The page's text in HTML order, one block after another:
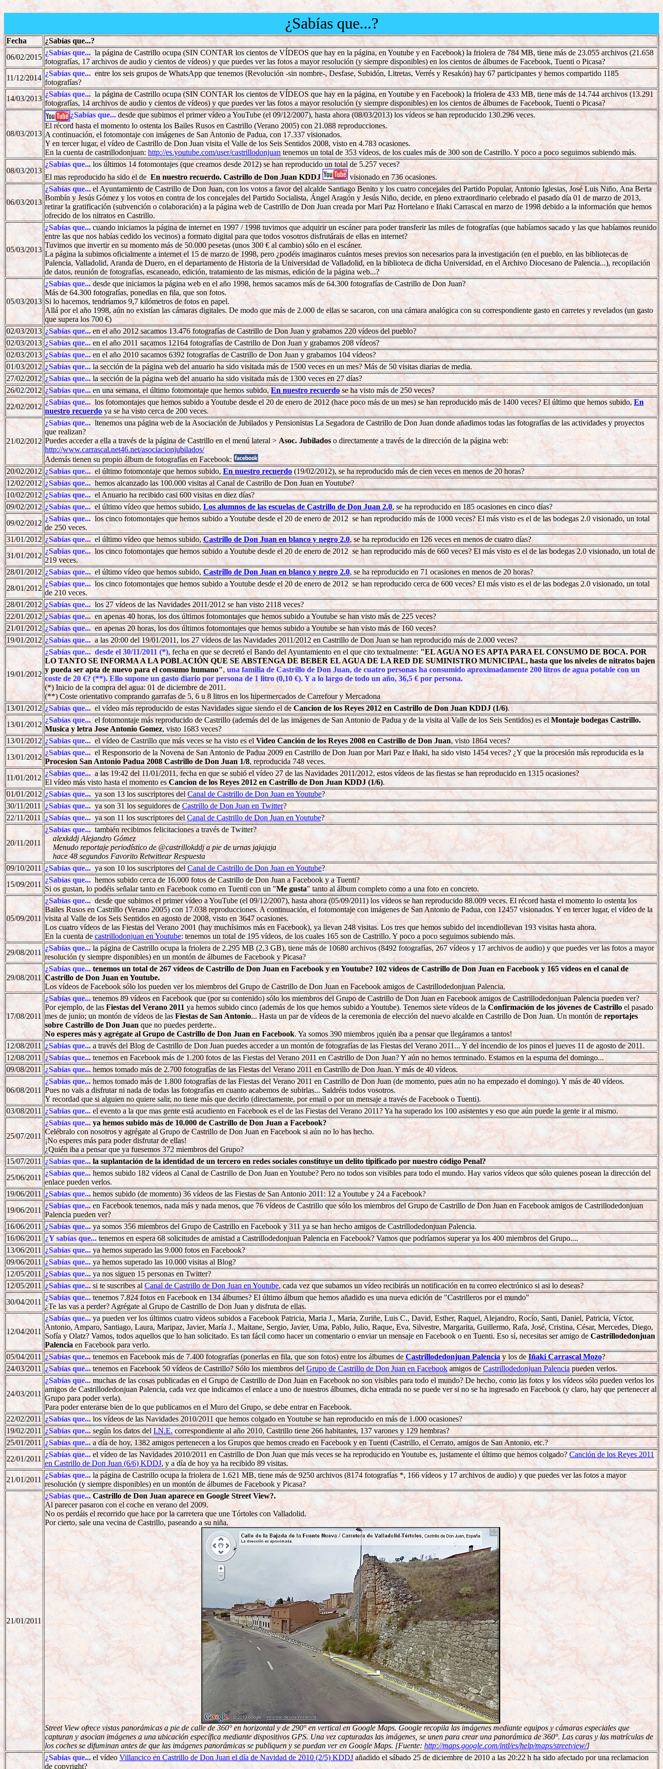
¿Sabías que...?
Fecha
¿Sabías que...?
06/02/2015
¿Sabías que... la página de Castrillo ocupa (SIN CONTAR los cientos de VÍDEOS que hay en la página, en Youtube y en Facebook) la friolera de 784 MB, tiene más de 23.055 archivos (21.658
fotografías, 17 archivos de audio y cientos de vídeos) y que puedes ver las fotos a mayor resolución (y siempre disponibles) en los cientos de álbumes de Facebook, Tuenti o Picasa?
11/12/2014
¿Sabías que...entre los seis grupos de WhatsApp que tenemos (Revolución -sin nombre-, Desfase, Subidón, Litretas, Verrés y Resakón) hay 67 participantes y hemos compartido 1185
fotografías?
14/03/2013
¿Sabías que... la página de Castrillo ocupa (SIN CONTAR los cientos de VÍDEOS que hay en la página, en Youtube y en Facebook) la friolera de 433 MB, tiene más de 14.744 archivos (13.291
fotografías, 14 archivos de audio y cientos de vídeos) y que puedes ver las fotos a mayor resolución (y siempre disponibles) en los cientos de álbumes de Facebook, Tuenti o Picasa?
08/03/2013
¿Sabías que... desde que subimos el primer vídeo a YouTube (el 09/12/2007), hasta ahora (08/03/2013) los vídeos se han reproducido 130.296 veces.
El récord hasta el momento lo ostenta los Bailes Rusos en Castrillo (Verano 2005) con 21.088 reproducciones.
A continuación, el fotomontaje con imágenes de San Antonio de Padua, con 17.337 visionados.
Y en tercer lugar, el vídeo de Castrillo de Don Juan visita el Valle de los Seis Sentidos 2008, visto en 4.783 ocasiones.
En la cuenta de castrillodonjuan:http://es.youtube.com/user/castrillodonjuan tenemos un total de 353 vídeos, de los cuales más de 300 son de Castrillo. Y poco a poco seguimos subiendo más.
08/03/2013
¿Sabías que... los últimos 14 fotomontajes (que creamos desde 2012) se han reproducido un total de 5.257 veces?
El mas reproducido ha sido el de En nuestro recuerdo. Castrillo de Don Juan KDDJ visionado en 736 ocasiones.
06/03/2013
¿Sabías que...el Ayuntamiento de Castrillo de Don Juan, con los votos a favor del alcalde Santiago Benito y los cuatro concejales del Partido Popular, Antonio Iglesias, José Luis Niño, Ana Berta
Bombín y Jesús Gómez y los votos en contra de los concejales del Partido Socialista, Ángel Aragón y Jesús Niño, decide, en pleno extraordinario celebrado el pasado día 01 de marzo de 2013,
retirar la gratificación (subvención o colaboración) a la página web de Castrillo de Don Juan creada por Mari Paz Hortelano e Iñaki Carrascal en marzo de 1998 debido a la información que hemos
ofrecido de los nitratos en Castrillo.
05/03/2013
¿Sabías que... cuando iniciamos la página de internet en 1997 / 1998 tuvimos que adquirir un escáner para poder transferir las miles de fotografías (que habíamos sacado y las que habíamos reunido
entre las que nos habías cedido los vecinos) a formato digital para que todos vosotros disfrutárais de ellas en internet?
Tuvimos que invertir en su momento más de 50.000 pesetas (unos 300 € al cambio) sólo en el escáner.
La página la subimos oficialmente a internet el 15 de marzo de 1998, pero ¿podéis imaginaros cuántos meses previos son necesarios para la investigación (en el pueblo, en las bibliotecas de
Palencia, Valladolid, Aranda de Duero, en el departamento de Historia de la Universidad de Valladolid, en la biblioteca de dicha Universidad, en el Archivo Diocesano de Palencia...), recopilación
de datos, reunión de fotografías, escaneado, edición, tratamiento de las mismas, edición de la página web...?
05/03/2013
¿Sabías que...desde que iniciamos la página web en el año 1998, hemos sacamos más de 64.300 fotografías de Castrillo de Don Juan?
Más de 64.300 fotografías, ponedlas en fila, que son fotos.
Si lo hacemos, tendríamos 9,7 kilómetros de fotos en papel.
Allá por el año 1998, aún no existían las cámaras digitales. De modo que más de 2.000 de ellas se sacaron, con una cámara analógica con su correspondiente gasto en carretes y revelados (un gasto
que supera los 700 €)
02/03/2013 ¿Sabías que...en el año 2012 sacamos 13.476 fotografías de Castrillo de Don Juan y grabamos 220 vídeos del pueblo?
02/03/2013 ¿Sabías que... en el año 2011 sacamos 12164 fotografías de Castrillo de Don Juan y grabamos 208 vídeos?
02/03/2013 ¿Sabías que...en el año 2010 sacamos 6392 fotografías de Castrillo de Don Juan y grabamos 104 vídeos?
01/03/2012 ¿Sabías que...la sección de la página web del anuario ha sido visitada más de 1500 veces en un mes? Más de 50 visitas diarias de media.
27/02/2012 ¿Sabías que... la sección de la página web del anuario ha sido visitada más de 1300 veces en 27 días?
26/02/2012 ¿Sabías que... en una semana, el último fotomontaje que hemos subido,En nuestro recuerdose ha visto más de 250 veces?
22/02/2012
¿Sabías que...los fotomontajes que hemos subido a Youtube desde el 20 de enero de 2012 (hace poco más de un mes) se han reproducido más de 1400 veces? El último que hemos subido, En
nuestro recuerdo ya se ha visto cerca de 200 veces.
21/02/2012
¿Sabías que... ltenemos una página web de la Asociación de Jubilados y Pensionistas La Segadora de Castrillo de Don Juan donde añadimos todas las fotografías de las actividades y proyectos
que realizan?
Puedes acceder a ella a través de la página de Castrillo en el menú lateral >Asoc. Jubiladoso directamente a través de la dirección de la página web:
http://www.carrascal.net46.net/asociacionjubilados/
Además tienen su propio álbum de fotografías en Facebook:
20/02/2012 ¿Sabías que...el último fotomontaje que hemos subido, En nuestro recuerdo (19/02/2012), se ha reproducido más de cien veces en menos de 20 horas?
12/02/2012 ¿Sabías que...hemos alcanzado las 100.000 visitas al Canal de Castrillo de Don Juan en Youtube?
10/02/2012 ¿Sabías que... el Anuario ha recibido casi 600 visitas en diez días?
09/02/2012 ¿Sabías que...el último vídeo que hemos subido,Los alumnos de las escuelas de Castrillo de Don Juan 2.0, se ha reproducido en 185 ocasiones en cinco días?
09/02/2012
¿Sabías que... los cinco fotomontajes que hemos subido a Youtube desde el 20 de enero de 2012 se han reproducido más de 1000 veces? El más visto es el de las bodegas 2.0 visionado, un total
de 250 veces.
31/01/2012 ¿Sabías que... el último vídeo que hemos subido,Castrillo de Don Juan en blanco y negro 2.0, se ha reproducido en 126 veces en menos de cuatro días?
31/01/2012
¿Sabías que...los cinco fotomontajes que hemos subido a Youtube desde el 20 de enero de 2012 se han reproducido más de 660 veces? El más visto es el de las bodegas 2.0 visionado, un total de
219 veces.
28/01/2012 ¿Sabías que... el último vídeo que hemos subido, Castrillo de Don Juan en blanco y negro 2.0, se ha reproducido en 71 ocasiones en menos de 20 horas?
28/01/2012
¿Sabías que... los cinco fotomontajes que hemos subido a Youtube desde el 20 de enero de 2012 se han reproducido cerca de 600 veces? El más visto es el de las bodegas 2.0 visionado, un total
de 210 veces.
28/01/2012 ¿Sabías que...los 27 vídeos de las Navidades 2011/2012 se han visto 2118 veces?
22/01/2012 ¿Sabías que... en apenas 40 horas, los dos últimos fotomontajes que hemos subido a Youtube se han visto más de 225 veces?
21/01/2012 ¿Sabías que...en apenas 20 horas, los dos últimos fotomontajes que hemos subido a Youtube se han visto más de 160 veces?
19/01/2012 ¿Sabías que... a las 20:00 del 19/01/2011, los 27 vídeos de las Navidades 2011/2012 en Castrillo de Don Juan se han reproducido más de 2.000 veces?
19/01/2012
¿Sabías que... desde el 30/11/2011 (*), fecha en que se decretó el Bando del Ayuntamiento en el que cito textualmente: "EL AGUA NO ES APTA PARA EL CONSUMO DE BOCA. POR
LO TANTO SE INFORMA A LA POBLACIÓN QUE SE ABSTENGA DE BEBER EL AGUA DE LA RED DE SUMINISTRO MUNICIPAL, hasta que los niveles de nitratos bajen
y pueda ser apta de nuevo para el consumo humano", una familia de Castrillo de Don Juan, de cuatro personas ha consumido aproximadamente 200 litros de agua potable con un
coste de 20 €? (**). Ello supone un gasto diario por persona de 1 litro (0,10 €). Y a lo largo de todo un año, 36,5 € por persona.
(*) Inicio de la compra del agua: 01 de diciembre de 2011.
(**) Coste orientativo comprando garrafas de 5, 6 u 8 litros en los hipermercados de Carrefour y Mercadona
13/01/2012 ¿Sabías que... el vídeo más reproducido de estas Navidades sigue siendo el deCancion de los Reyes 2012 en Castrillo de Don Juan KDDJ (1/6).
13/01/2012
¿Sabías que... el fotomontaje más reproducido de Castrillo (además del de las imágenes de San Antonio de Padua y de la visita al Valle de los Seis Sentidos) es elMontaje bodegas Castrillo.
Musica y letra Jose Antonio Gomez, visto 1683 veces?
13/01/2012 ¿Sabías que... el vídeo de Castrillo que más veces se ha visto es elVideo Canción de los Reyes 2008 en Castrillo de Don Juan, visto 1864 veces?
13/01/2012
¿Sabías que...el Responsorio de la Novena de San Antonio de Padua 2009 en Castrillo de Don Juan por Mari Paz e Iñaki, ha sido visto 1454 veces? ¿Y que la procesión más reproducida es la
Procesion San Antonio Padua 2008 Castrillo de Don Juan 1/8, reproducida 748 veces.
11/01/2012
¿Sabías que...a las 19:42 del 11/01/2011, fecha en que se subió el vídeo 27 de las Navidades 2011/2012, estos vídeos de las fiestas se han reproducido en 1315 ocasiones?
El vídeo más visto hasta el momento es Cancion de los Reyes 2012 en Castrillo de Don Juan KDDJ (1/6).
01/01/2012 ¿Sabías que... ya son 13 los suscriptores del Canal de Castrillo de Don Juan en Youtube?
30/11/2011 ¿Sabías que... ya son 31 los seguidores deCastrillo de Don Juan en Twitter?
22/11/2011
¿Sabías que... ya son 11 los suscriptores del Canal de Castrillo de Don Juan en Youtube?
20/11/2011
¿Sabías que... también recibimos felicitaciones a través de Twitter?
alexkddj Alejandro Gómez
Menudo reportaje periodístico de @castrillokddj a pie de urnas jajajaja
hace 48 segundos Favorito Retwittear Respuesta
09/10/2011 ¿Sabías que... ya son 10 los suscriptores del Canal de Castrillo de Don Juan en Youtube?
15/09/2011
¿Sabías que... hemos subido cerca de 16.000 fotos de Castrillo de Don Juan a Facebook y a Tuenti?
Si os gustan, lo podéis señalar tanto en Facebook como en Tuenti con un "Me gusta" tanto al álbum completo como a una foto en concreto.
05/09/2011
¿Sabías que...desde que subimos el primer vídeo a YouTube (el 09/12/2007), hasta ahora (05/09/2011) los vídeos se han reproducido 88.009 veces. El récord hasta el momento lo ostenta los
Bailes Rusos en Castrillo (Verano 2005) con 17.038 reproducciones. A continuación, el fotomontaje con imágenes de San Antonio de Padua, con 12457 visionados. Y en tercer lugar, el vídeo de la
visita al Valle de los Seis Sentidos en agosto de 2008, visto en 3647 ocasiones.
Los cuatro vídeos de las Fiestas del Verano 2001 (hay muchísimos más en Facebook), ya llevan 248 visitas. Los tres que hemos subido del incendiollevan 193 visitas hasta ahora.
En la cuenta decastrillodonjuan en Youtube: tenemos un total de 195 vídeos, de los cuales 165 son de Castrillo. Y poco a poco seguimos subiendo más.
29/08/2011
¿Sabías que...la página de Castrillo ocupa la friolera de 2.295 MB (2,3 GB), tiene más de 10680 archivos (8492 fotografías, 267 vídeos y 17 archivos de audio) y que puedes ver las fotos a mayor
resolución (y siempre disponibles) en un montón de álbumes de Facebook y Picasa?
29/08/2011
¿Sabías que... tenemos un total de 267 vídeos de Castrillo de Don Juan en Facebook y en Youtube? 102 vídeos de Castrillo de Don Juan en Facebook y 165 vídeos en el canal de
Castrillo de Don Juan en Youtube.
Los vídeos de Facebook sólo los pueden ver los miembros del Grupo de Castrillo de Don Juan en Facebook amigos de Castrillodedonjuan Palencia.
17/08/2011
¿Sabías que...tenemos 89 vídeos en Facebook que (por su contenido) sólo los miembros del Grupo de Castrillo de Don Juan en Facebook amigos de Castrillodedonjuan Palencia pueden ver?
Por ejemplo, de las Fiestas del Verano 2011 ya hemos subido cinco (además de los que hemos subido a Youtube). Tenemos siete vídeos de la Confirmación de los jóvenes de Castrillo el pasado
mes de junio; un montón de vídeos de lasFiestas de San Antonio... Hasta un par de vídeos de la ceremonia de elección del nuevo alcalde en Castrillo de Don Juan. Un montón dereportajes
sobre Castrillo de Don Juanque no puedes perderte..
No esperes más y agrégate al Grupo de Castrillo de Don Juan en Facebook. Ya somos 390 miembros ¡quién iba a pensar que llegáramos a tantos!
12/08/2011 ¿Sabías que...a través del Blog de Castrillo de Don Juan puedes acceder a un montón de fotografías de las Fiestas del Verano 2011... Y del incendio de los pinos el jueves 11 de agosto de 2011.
12/08/2011 ¿Sabías que... tenemos en Facebook más de 1.200 fotos de las Fiestas del Verano 2011 en Castrillo de Don Juan? Y aún no hemos terminado. Estamos en la espuma del domingo...
09/08/2011 ¿Sabías que...hemos tomado más de 2.700 fotografías de las Fiestas del Verano 2011 en Castrillo de Don Juan. Y más de 40 vídeos.
06/08/2011
¿Sabías que...hemos tomado más de 1.800 fotografías de las Fiestas del Verano 2011 en Castrillo de Don Juan (de momento, pues aún no ha empezado el domingo). Y más de 40 vídeos.
Pues no vais a disfrutar ni nada de todas las fotografías en cuanto acabemos de subirlas... Saldréis todos vosotros.
Y recordad que si alguien no quiere salir, no tiene más que decirlo (directamente, por email o por un mensaje a través de Facebook o Tuenti).
03/08/2011 ¿Sabías que...el evento a la que mas gente está acudiento en Facebook es el de las Fiestas del Verano 2011? Ya ha superado los 100 asistentes y eso que aún puede la gente ir al mismo.
25/07/2011
¿Sabías que...ya hemos subido más de 10.000 de Castrillo de Don Juan a Facebook?
Celébralo con nosotros y agrégate al Grupo de Castrillo de Don Juan en Facebook si aún no lo has hecho.
¡No esperes más para poder disfrutar de ellas!
¿Quién iba a pensar que ya fuesemos 372 miembros del Grupo?
15/07/2011 ¿Sabías que... la suplantación de la identidad de un tercero en redes sociales constituye un delito tipificado por nuestro código Penal?
25/06/2011
¿Sabías que...hemos subido 182 vídeos al Canal de Castrillo de Don Juan en Youtube? Pero no todos son visibles para todo el mundo. Hay varios vídeos que sólo quienes posean la dirección del
enlace pueden verlos.
19/06/2011 ¿Sabías que... hemos subido (de momento) 36 vídeos de las Fiestas de San Antonio 2011: 12 a Youtube y 24 a Facebook?
19/06/2011
¿Sabías que... en Facebook tenemos, nada más y nada menos, que 76 vídeos de Castrillo que sólo los miembros del Grupo de Castrillo de Don Juan en Facebook amigos de Castrillodedonjuan
Palencia pueden ver?
16/06/2011
¿Sabías que...ya somos 356 miembros del Grupo de Castrillo en Facebook y 311 ya se han hecho amigos de Castrillodedonjuan Palencia.
16/06/2011 ¿Y sabías que...tenemos en espera 68 solicitudes de amistad a Castrillodedonjuan Palencia en Facebook? Vamos que podríamos superar ya los 400 miembros del Grupo....
13/06/2011 ¿Sabías que... ya hemos superado las 9.000 fotos en Facebook?
09/06/2011 ¿Sabías que... ya hemos superado las 10.000 visitas al Blog?
12/05/2011 ¿Sabías que... ya nos siguen 15 personas en Twitter?
12/05/2011 ¿Sabías que...si te suscribes al Canal de Castrillo de Don Juan en Youtube, cada vez que subamos un vídeo recibirás un notificación en tu correo electrónico si asi lo deseas?
30/04/2011
¿Sabías que...tenemos 7.824 fotos en Facebook en 134 álbumes? El último álbum que hemos añadido es una nueva edición de "Castrilleros por el mundo"
¿Te las vas a perder? Agrégate al Grupo de Castrillo de Don Juan y disfruta de ellas.
12/04/2011
¿Sabías que...ya pueden ver los últimos cuatro vídeos subidos a Facebook Patricia, Maria J., Maria, Zuriñe, Luis C., David, Esther, Raquel, Alejandro, Rocío, Santi, Daniel, Patricia, Víctor,
Antonio, Amparo, Santiago, Laura, Maripaz, Javier, María J., Maitane, Sergio, Javier, Uma, Pablo, Julio, Raque, Eva, Silvestre, Margarita, Guillermo, Rafa, José, Cristina, César, Mercedes, Diego,
Sofía y Olatz? Vamos, todos aquellos que lo han solicitado. Es tan fácil como hacer un comentario o enviar un mensaje en Facebook o en Tuenti. Eso sí, necesitas ser amigo deCastrillodedonjuan
Palenciaen Facebook para verlo.
05/04/2011 ¿Sabías que... tenemos en Facebook más de 7.400 fotografías (ponerlas en fila, que son fotos) entre los álbumes deCastrillodedonjuan Palenciay los deIñaki Carrascal Mozo?
24/03/2011
¿Sabías que...tenemos en Facebook 50 vídeos de Castrillo? Sólo los miembros delGrupo de Castrillo de Don Juan en Facebook amigos deCastrillodedonjuan Palenciapueden verlos.
24/03/2011
¿Sabías que... muchas de las cosas publicadas en el Grupo de Castrillo de Don Juan en Facebook no son visibles para todo el mundo? De hecho, como las fotos y los vídeos sólo pueden verlos los
amigos de Castrillodedonjuan Palencia, cada vez que indicamos el enlace a uno de nuestros álbumes, dicha entrada no se puede ver si no se ha ingresado en Facebook (y claro, hay que pertenecer al
Grupo para poder verla).
Para poder enterarse bien de lo que publicamos en el Muro del Grupo, se debe entrar en Facebook.
22/02/2011 ¿Sabías que...los vídeos de las Navidades 2010/2011 que hemos colgado en Youtube se han reproducido en más de 1.000 ocasiones?
19/02/2011 ¿Sabías que... según los datos delI.N.E. correspondiente al año 2010, Castrillo tiene 266 habitantes, 137 varones y 129 hembras?
25/01/2011
¿Sabías que...a día de hoy, 1382 amigos pertenecen a los Grupos que hemos creado en Facebook y en Tuenti (Castrillo, el Cerrato, amigos de San Antonio, etc.?
22/01/2011
¿Sabías que... el vídeo de las Navidades 2010/2011 en Castrillo de Don Juan que más veces se ha reproducido en Youtube es, justamente el último que hemos colgado?Canción de los Reyes 2011
en Castrillo de Don Juan (6/6) KDDJ, y a día de hoy ya ha recibido 89 visitas.
21/01/2011
¿Sabías que... la página de Castrillo ocupa la friolera de 1.621 MB, tiene más de 9250 archivos (8174 fotografías *, 166 vídeos y 17 archivos de audio) y que puedes ver las fotos a mayor
resolución (y siempre disponibles) en un montón de álbumes de Facebook y Picasa?
21/01/2011
¿Sabías que... Castrillo de Don Juan aparece en Google Street View?.
Al parecer pasaron con el coche en verano del 2009.
No os perdáis el recorrido que hace por la carretera que une Tórtoles con Valladolid.
Por cierto, sale una vecina de Castrillo, paseando a su niña.
Street View ofrece vistas panorámicas a pie de calle de 360° en horizontal y de 290° en vertical en Google Maps. Google recopila las imágenes mediante equipos y cámaras especiales que
capturan y asocian imágenes a una ubicación específica mediante dispositivos GPS. Una vez capturadas las imágenes, se unen para crear una panorámica de 360°. Las caras y las matrículas de
los coches se difuminan antes de que las imágenes panorámicas se publiquen y se puedan ver en Google Maps. [Fuente: http://maps.google.com/intl/es/help/maps/streetview/]
¿Sabías que...el vídeoVillancico en Castrillo de Don Juan el día de Navidad de 2010 (2/5) KDDJañadido el sábado 25 de diciembre de 2010 a las 20:22 h ha sido afectado por una reclamacion
de copyright?